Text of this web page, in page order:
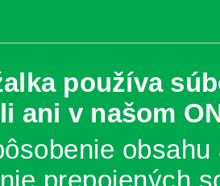
používa
ani v našom